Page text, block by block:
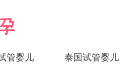
管婴儿 泰国试管婴儿